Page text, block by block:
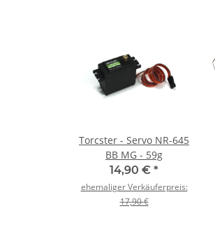
Torcster - Servo NR-645
BB MG - 59g
14,90 € *
ehemaliger Verkäuferpreis:
17,90 €